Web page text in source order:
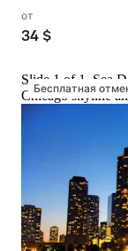
от
34 $
Бесплатная
Slide 1 of 1, Sea
Chicago skyline